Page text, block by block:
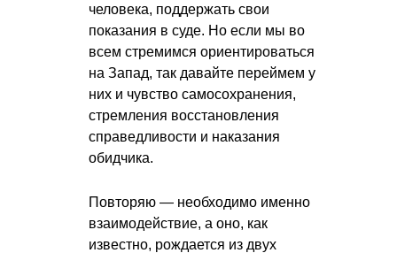
человека, поддержать свои
показания в суде. Но если мы во
всем стремимся ориентироваться
на Запад, так давайте переймем у
них и чувство самосохранения,
стремления восстановления
справедливости и наказания
обидчика.
Повторяю — необходимо именно
взаимодействие, а оно, как
известно, рождается из двух